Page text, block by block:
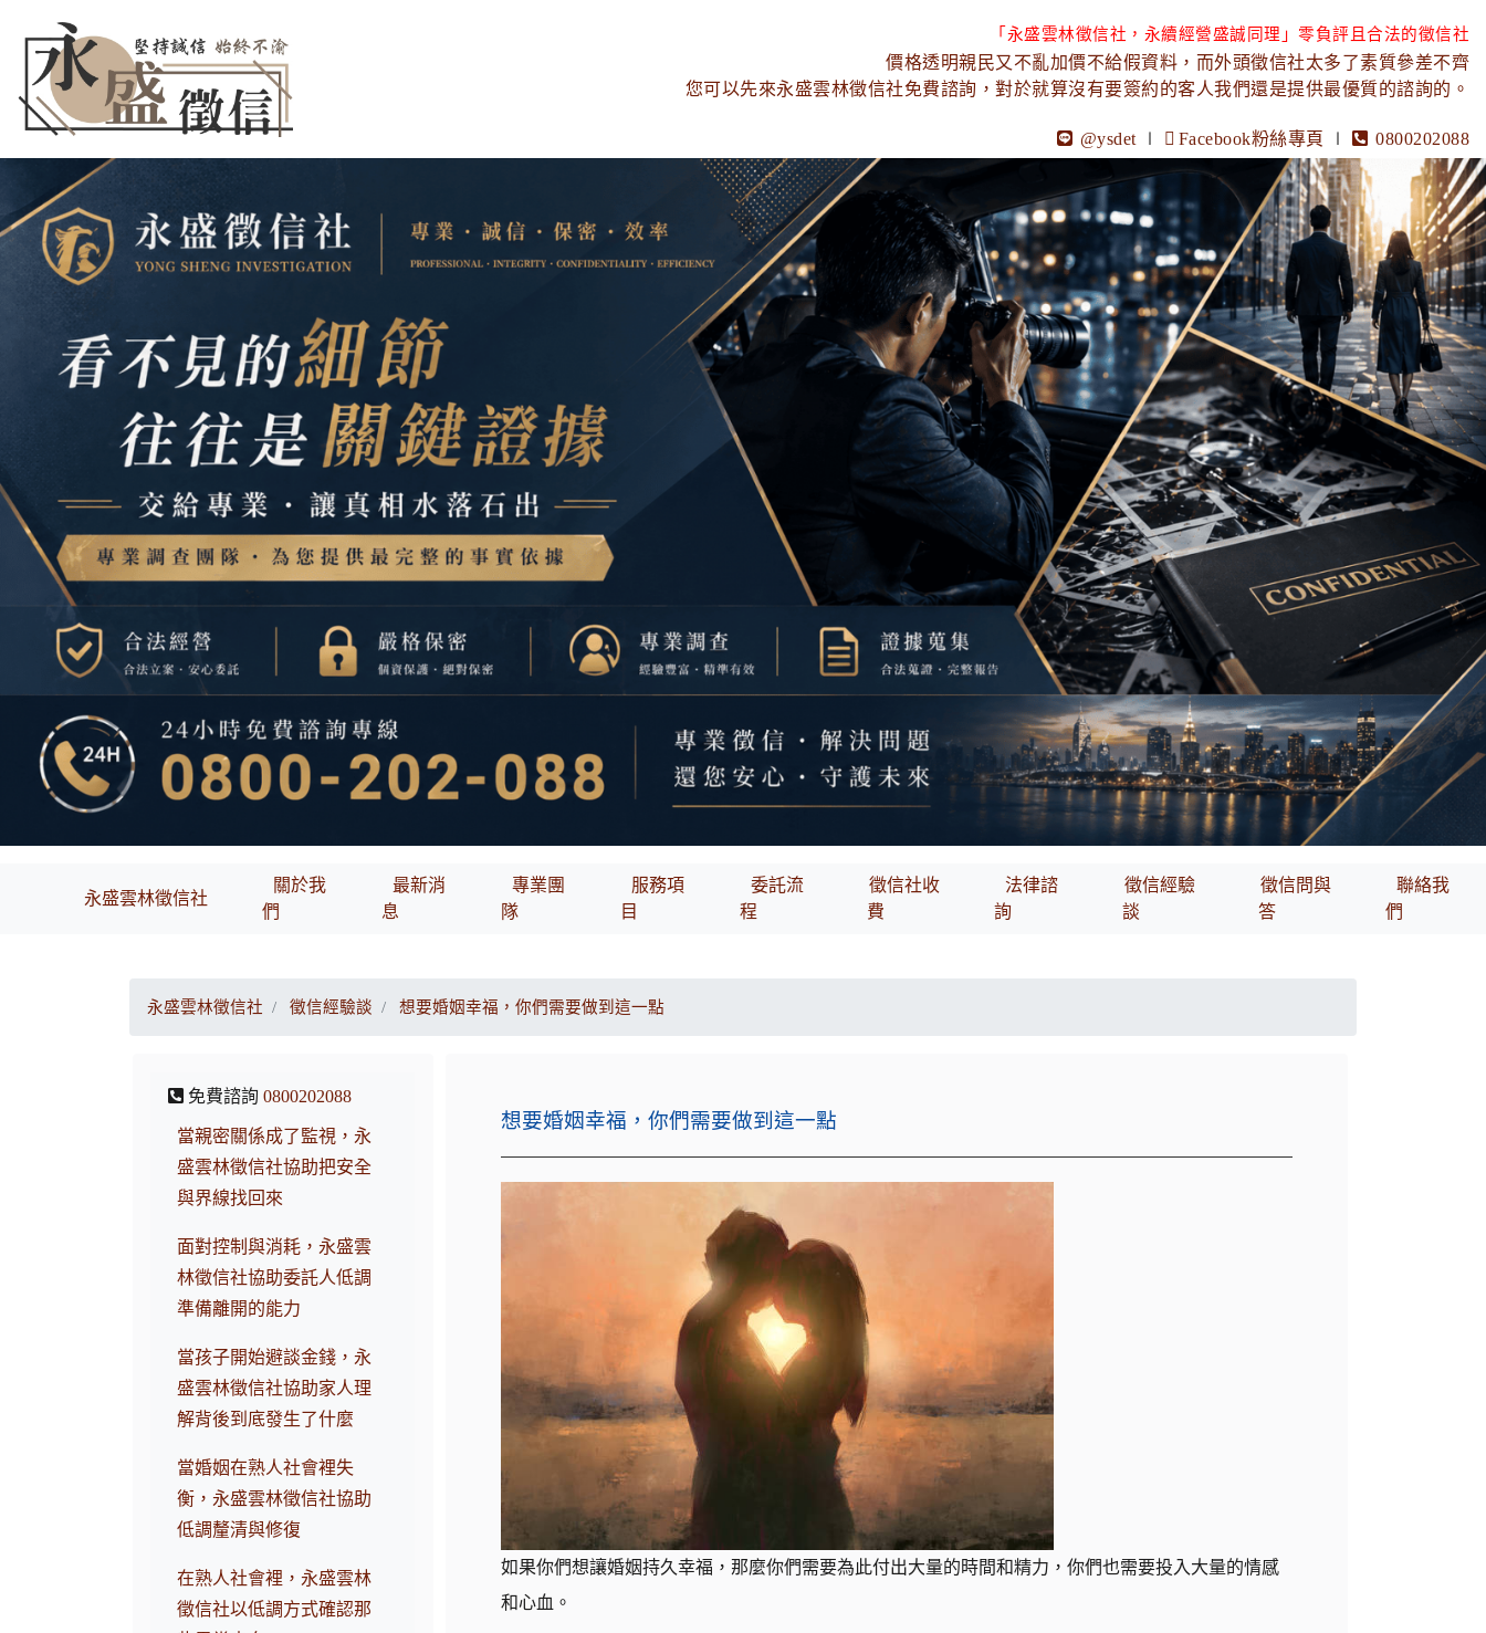
「永盛雲林徵信社，永續經營盛誠同理」零負評且合法的徵信社
價格透明親民又不亂加價不給假資料，而外頭徵信社太多了素質參差不齊
您可以先來永盛雲林徵信社免費諮詢，對於就算沒有要簽約的客人我們還是提供最優質的諮詢的。
@ysdet ∣ Facebook粉絲專頁 ∣ 0800202088
永盛雲林徵信社
關於我
們
最新消
息
專業團
隊
服務項
目
委託流
程
徵信社收
費
法律諮
詢
徵信經驗
談
徵信問與
答
聯絡我
們
永盛雲林徵信社 徵信經驗談 想要婚姻幸福，你們需要做到這一點
免費諮詢 0800202088
當親密關係成了監視，永
盛雲林徵信社協助把安全
與界線找回來
面對控制與消耗，永盛雲
林徵信社協助委託人低調
準備離開的能力
當孩子開始避談金錢，永
盛雲林徵信社協助家人理
解背後到底發生了什麼
當婚姻在熟人社會裡失
衡，永盛雲林徵信社協助
低調釐清與修復
在熟人社會裡，永盛雲林
徵信社以低調方式確認那
想要婚姻幸福，你們需要做到這一點
如果你們想讓婚姻持久幸福，那麼你們需要為此付出大量的時間和精力，你們也需要投入大量的情感
和心血。